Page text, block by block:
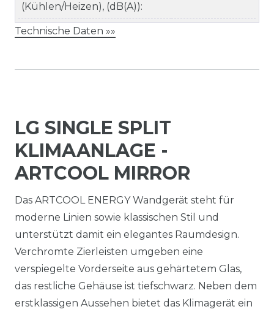
(Kühlen/Heizen), (dB(A)):
Technische Daten »»
LG SINGLE SPLIT
KLIMAANLAGE -
ARTCOOL MIRROR
Das ARTCOOL ENERGY Wandgerät steht für
moderne Linien sowie klassischen Stil und
unterstützt damit ein elegantes Raumdesign.
Verchromte Zierleisten umgeben eine
verspiegelte Vorderseite aus gehärtetem Glas,
das restliche Gehäuse ist tiefschwarz. Neben dem
erstklassigen Aussehen bietet das Klimagerät ein